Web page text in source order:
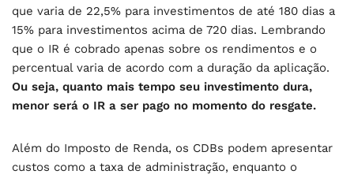
que varia de 22,5% para investimentos de até 180 dias a
15% para investimentos acima de 720 dias. Lembrando
que o IR é cobrado apenas sobre os rendimentos e o
percentual varia de acordo com a duração da aplicação.
Ou seja, quanto mais tempo seu investimento dura,
menor será o IR a ser pago no momento do resgate.
Além do Imposto de Renda, os CDBs podem apresentar
custos como a taxa de administração, enquanto o